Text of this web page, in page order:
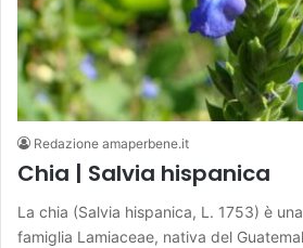
Redazione amaperbene.it
Chia | Salvia hispanica
La chia (Salvia hispanica, L. 1753) è
famiglia Lamiaceae, nativa del